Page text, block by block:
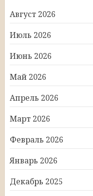
Август 2026
Июль 2026
Июнь 2026
Май 2026
Апрель 2026
Март 2026
Февраль 2026
Январь 2026
Декабрь 2025